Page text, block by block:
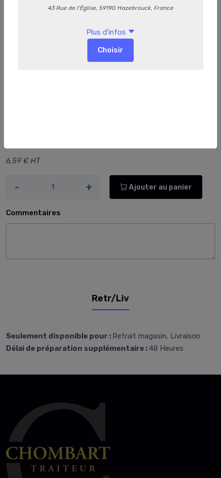
6,59 € HT
- + Ajouter au panier
Commentaires
Retr/Liv
Seulement disponible pour : Retrait magasin, Livraison
Délai de préparation supplémentaire :48 Heures